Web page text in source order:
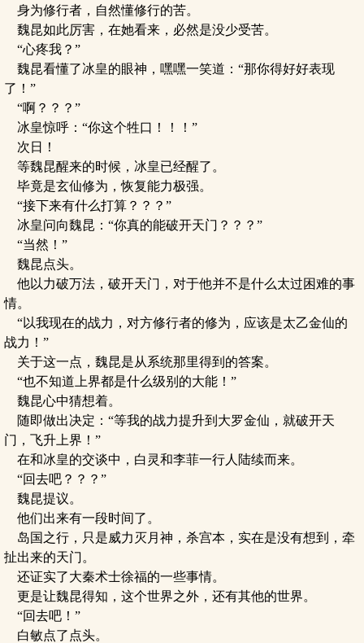
身为修行者，自然懂修行的苦。
魏昆如此厉害，在她看来，必然是没少受苦。
“心疼我？”
魏昆看懂了冰皇的眼神，嘿嘿一笑道：“那你得好好表现
了！”
“啊？？？”
冰皇惊呼：“你这个牲口！！！”
次日！
等魏昆醒来的时候，冰皇已经醒了。
毕竟是玄仙修为，恢复能力极强。
“接下来有什么打算？？？”
冰皇问向魏昆：“你真的能破开天门？？？”
“当然！”
魏昆点头。
他以力破万法，破开天门，对于他并不是什么太过困难的事
情。
“以我现在的战力，对方修行者的修为，应该是太乙金仙的
战力！”
关于这一点，魏昆是从系统那里得到的答案。
“也不知道上界都是什么级别的大能！”
魏昆心中猜想着。
随即做出决定：“等我的战力提升到大罗金仙，就破开天
门，飞升上界！”
在和冰皇的交谈中，白灵和李菲一行人陆续而来。
“回去吧？？？”
魏昆提议。
他们出来有一段时间了。
岛国之行，只是威力灭月神，杀宫本，实在是没有想到，牵
扯出来的天门。
还证实了大秦术士徐福的一些事情。
更是让魏昆得知，这个世界之外，还有其他的世界。
“回去吧！”
白敏点了点头。